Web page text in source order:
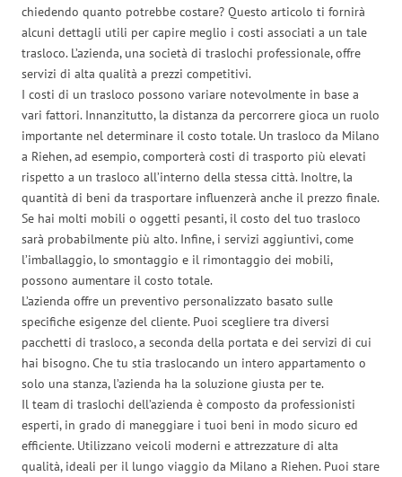
chiedendo quanto potrebbe costare? Questo articolo ti fornirà
alcuni dettagli utili per capire meglio i costi associati a un tale
trasloco. L’azienda, una società di traslochi professionale, offre
servizi di alta qualità a prezzi competitivi.
I costi di un trasloco possono variare notevolmente in base a
vari fattori. Innanzitutto, la distanza da percorrere gioca un ruolo
importante nel determinare il costo totale. Un trasloco da Milano
a Riehen, ad esempio, comporterà costi di trasporto più elevati
rispetto a un trasloco all’interno della stessa città. Inoltre, la
quantità di beni da trasportare influenzerà anche il prezzo finale.
Se hai molti mobili o oggetti pesanti, il costo del tuo trasloco
sarà probabilmente più alto. Infine, i servizi aggiuntivi, come
l’imballaggio, lo smontaggio e il rimontaggio dei mobili,
possono aumentare il costo totale.
L’azienda offre un preventivo personalizzato basato sulle
specifiche esigenze del cliente. Puoi scegliere tra diversi
pacchetti di trasloco, a seconda della portata e dei servizi di cui
hai bisogno. Che tu stia traslocando un intero appartamento o
solo una stanza, l’azienda ha la soluzione giusta per te.
Il team di traslochi dell’azienda è composto da professionisti
esperti, in grado di maneggiare i tuoi beni in modo sicuro ed
efficiente. Utilizzano veicoli moderni e attrezzature di alta
qualità, ideali per il lungo viaggio da Milano a Riehen. Puoi stare